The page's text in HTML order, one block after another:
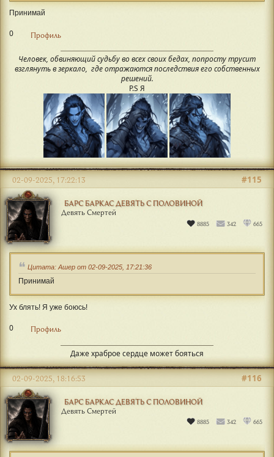
Принимай
0 Профиль
Человек, обвиняющий судьбу во всех своих бедах, попросту трусит
взглянуть в зеркало, где отражаются последствия его собственных
решений.
P.S Я
БАРС БАРКАС ДЕВЯТЬ С ПОЛОВИНОЙ
Девять Смертей
8885 342 665
#115
02-09-2025, 17:22:13
Цитата: Ашер от 02-09-2025, 17:21:36
Принимай
Ух блять! Я уже боюсь!
0 Профиль
Даже храброе сердце может бояться
БАРС БАРКАС ДЕВЯТЬ С ПОЛОВИНОЙ
Девять Смертей
8885 342 665
#116
02-09-2025, 18:16:53